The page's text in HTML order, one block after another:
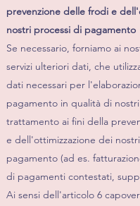
prevenzione delle frodi e
nostri processi di pagamento
Se necessario, forniamo ai
servizi ulteriori dati, che
dati necessari per
pagamento in qualità di
trattamento ai fini della
e dell'ottimizzazione dei
pagamento (ad es.
di pagamenti contestati,
Ai sensi dell'articolo 6